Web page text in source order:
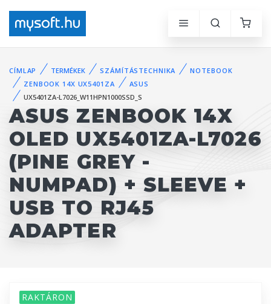
CÍMLAP TERMÉKEK SZÁMÍTÁSTECHNIKA
NOTEBOOK
ZENBOOK 14X UX5401ZA
ASUS
UX5401ZA-L7026_W11HPN1000SSD_S
ASUS ZENBOOK 14X
OLED UX5401ZA-L7026
(PINE GREY -
NUMPAD) + SLEEVE +
USB TO RJ45
ADAPTER
RAKTÁRON